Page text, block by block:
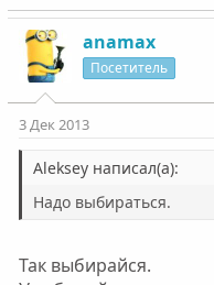
anamax
Посетитель
3 Дек 2013
Aleksey написал(а):
Надо выбираться.
Так выбирайся.